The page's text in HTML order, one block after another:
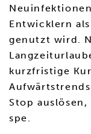
Entwicklern
genutzt wird.
kurzfristige
Stop
spe.